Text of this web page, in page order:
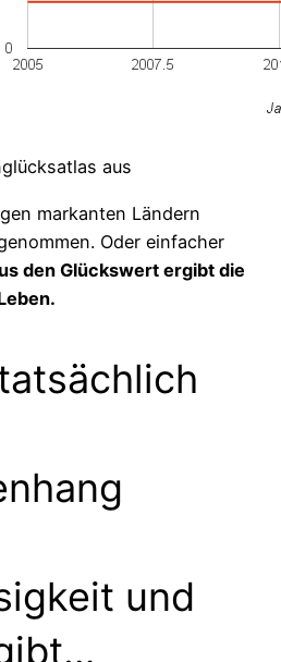
aus
markanten Ländern
Oder einfacher
den Glückswert ergibt die
und